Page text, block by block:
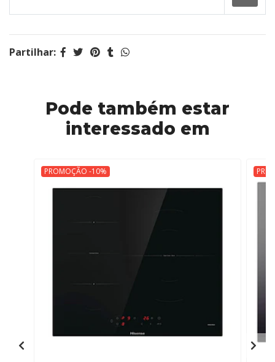
Partilhar:
Pode também estar
interessado em
PROMOÇÃO -10%